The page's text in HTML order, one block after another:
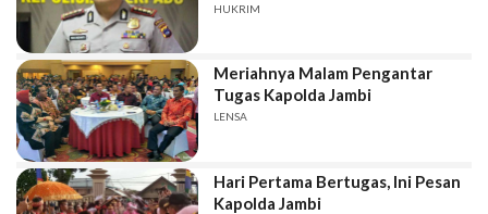
HUKRIM
Meriahnya Malam Pengantar
Tugas Kapolda Jambi
LENSA
Hari Pertama Bertugas, Ini Pesan
Kapolda Jambi